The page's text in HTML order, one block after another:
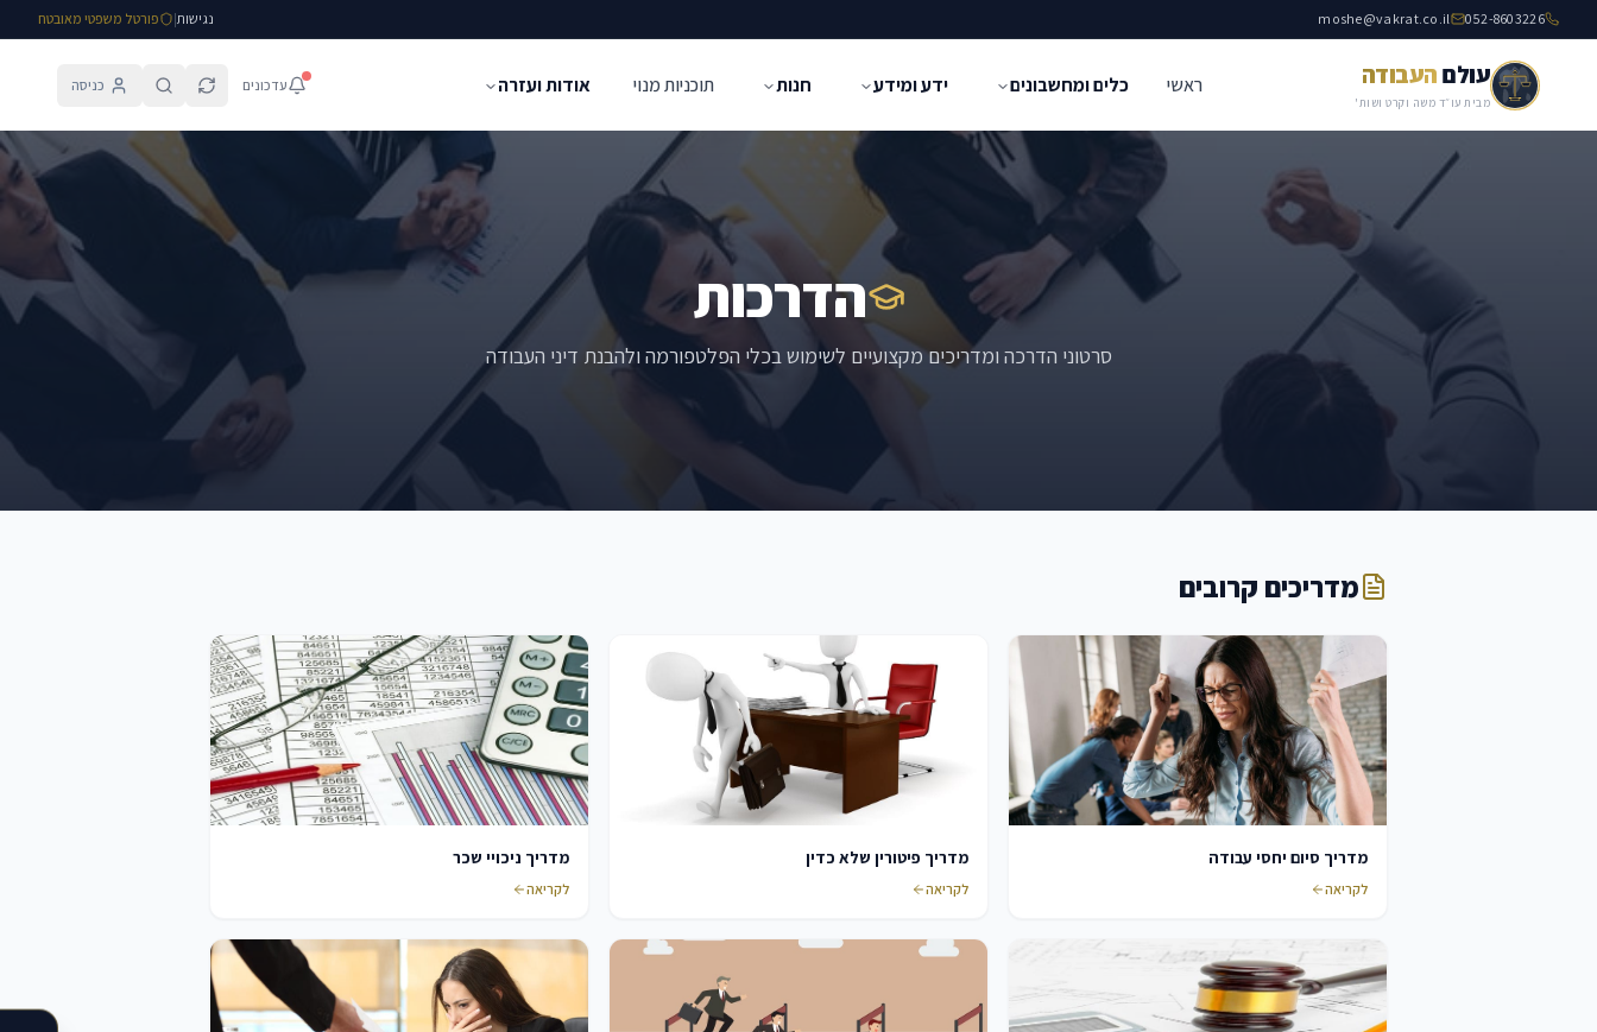
052-8603226
moshe@vakrat.co.il נגישות| פורטל משפטי מאובטח
עולםהעבודה
מבית עו״ד משה וקרט ושות'
ראשי כלים ומחשבונים ידע ומידע חנות תוכניות מנוי אודות ועזרה עדכונים כניסה
הדרכות
סרטוני הדרכה ומדריכים מקצועיים לשימוש בכלי הפלטפורמה ולהבנת דיני העבודה
מדריכים קרובים
מדריך סיום יחסי עבודה
לקריאה
מדריך פיטורין שלא כדין
לקריאה
מדריך ניכויי שכר
לקריאה